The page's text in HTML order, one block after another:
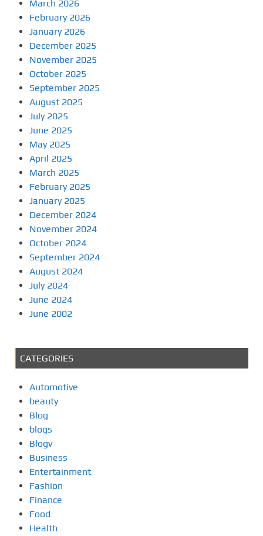
March 2026
February 2026
January 2026
December 2025
November 2025
October 2025
September 2025
August 2025
July 2025
June 2025
May 2025
April 2025
March 2025
February 2025
January 2025
December 2024
November 2024
October 2024
September 2024
August 2024
July 2024
June 2024
June 2002
CATEGORIES
Automotive
beauty
Blog
blogs
Blogv
Business
Entertainment
Fashion
Finance
Food
Health